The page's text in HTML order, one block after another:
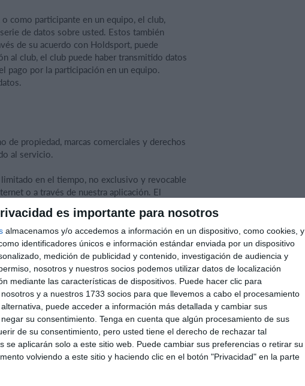
es importante para nosotros
almacenamos y/o accedemos a información en un dispositivo, como cookies, y
identificadores únicos e información estándar enviada por un dispositivo
medición de publicidad y contenido, investigación de audiencia y
nosotros y nuestros socios podemos utilizar datos de localización
mediante las características de dispositivos. Puede hacer clic para
y a nuestros 1733 socios para que llevemos a cabo el procesamiento
puede acceder a información más detallada y cambiar sus
su consentimiento. Tenga en cuenta que algún procesamiento de sus
de su consentimiento, pero usted tiene el derecho de rechazar tal
se aplicarán solo a este sitio web. Puede cambiar sus preferencias o retirar su
volviendo a este sitio y haciendo clic en el botón "Privacidad" en la parte
como participante en un equipo, el club,
de datos sobre usted. Estos también
de su acuerdo con Holdsport, puede
al club, el club puede haber transmitido datos
pago por la participación en un equipo.
propiedad, marcas comerciales y derechos
al servicio.
en el tiempo, no exclusivo y revocable
o a través de nuestra aplicación. El
en todo momento las condiciones
no puede aceptar dichas condiciones, deberá
y precisos como usuario, en Holdsport
de OpenAI y herramientas afines, para
Utilizamos el diálogo con todos los
El diálogo con usted se anonimiza. Como
o a través de la aplicación de Holdsport,
para que Holdsport pueda prestar sus
para poder otorgar a Holdsport dicho